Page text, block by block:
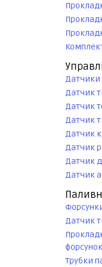
Датчики
Датчик
Датчик
Датчик
Датчик
Датчик
Датчик
Датчик
Датчик
форсунок
Трубки